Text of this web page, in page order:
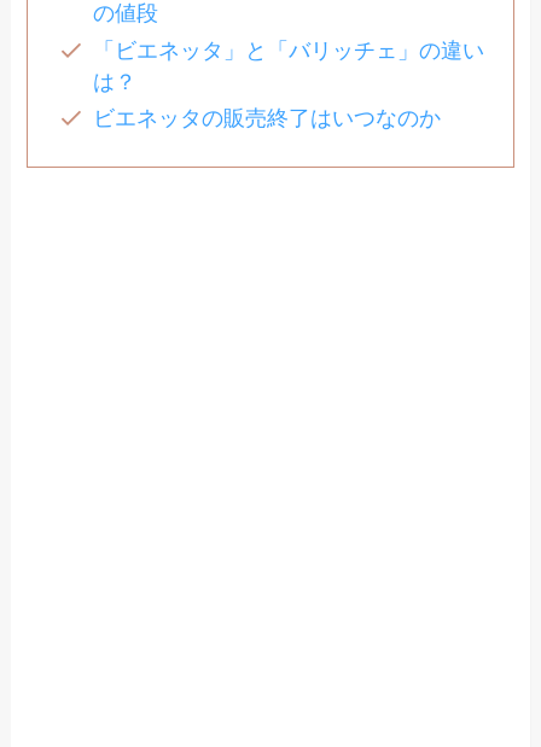
の値段
「ビエネッタ」と「バリッチェ」の違い
は？
ビエネッタの販売終了はいつなのか